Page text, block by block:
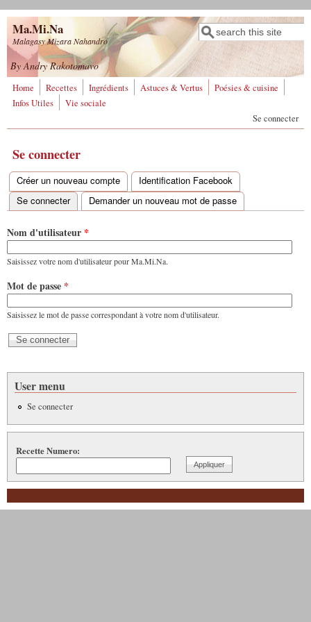
Aller au contenu principal
Ma.Mi.Na
Malagasy Mizara Nahandro
Formulaire de
recherche
Rechercher
By Andry Rakotomavo
Home Recettes Ingrédients Astuces & Vertus
Poésies & cuisine
Infos Utiles
Vie sociale
Se connecter
Se connecter
Onglets principaux
Créer un nouveau compte
Identification Facebook
Se connecter(onglet actif)
Demander un nouveau mot de passe
Nom d'utilisateur *
Saisissez votre nom d'utilisateur pour Ma.Mi.Na.
Mot de passe *
Saisissez le mot de passe correspondant à votre nom d'utilisateur.
User menu
Se connecter
Recette Numero: